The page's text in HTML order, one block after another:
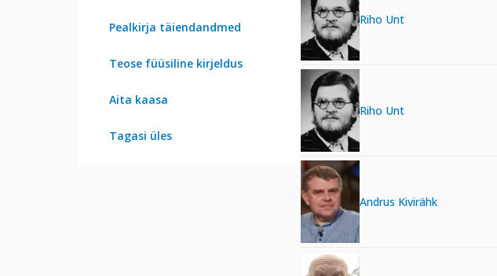
Pealkirja täiendandmed
Teose füüsiline kirjeldus
Aita kaasa
Tagasi üles
Riho Unt
Riho Unt
Andrus Kivirähk